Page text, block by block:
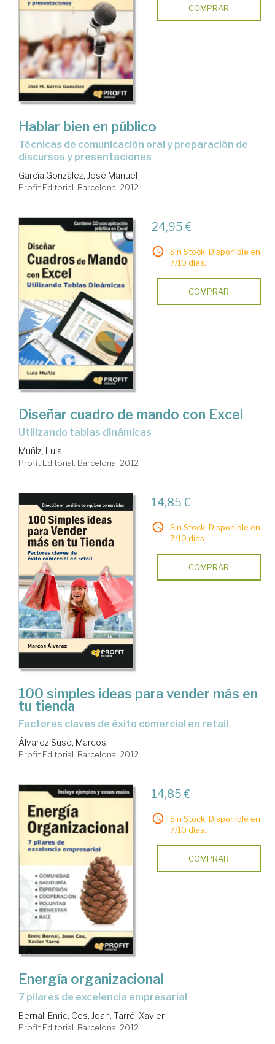
COMPRAR
Hablar bien en público
técnicas de comunicación oral y preparación de
discursos y presentaciones
García González, José Manuel
Profit Editorial. Barcelona, 2012
24,95 €
Sin Stock. Disponible en
7/10 días.
COMPRAR
Diseñar cuadro de mando con Excel
utilizando tablas dinámicas
Muñiz, Luis
Profit Editorial. Barcelona, 2012
14,85 €
Sin Stock. Disponible en
7/10 días.
COMPRAR
100 simples ideas para vender más en
tu tienda
factores claves de éxito comercial en retail
Álvarez Suso, Marcos
Profit Editorial. Barcelona, 2012
14,85 €
Sin Stock. Disponible en
7/10 días.
COMPRAR
Energía organizacional
7 pilares de excelencia empresarial
Bernal, Enric; Cos, Joan; Tarré, Xavier
Profit Editorial. Barcelona, 2012